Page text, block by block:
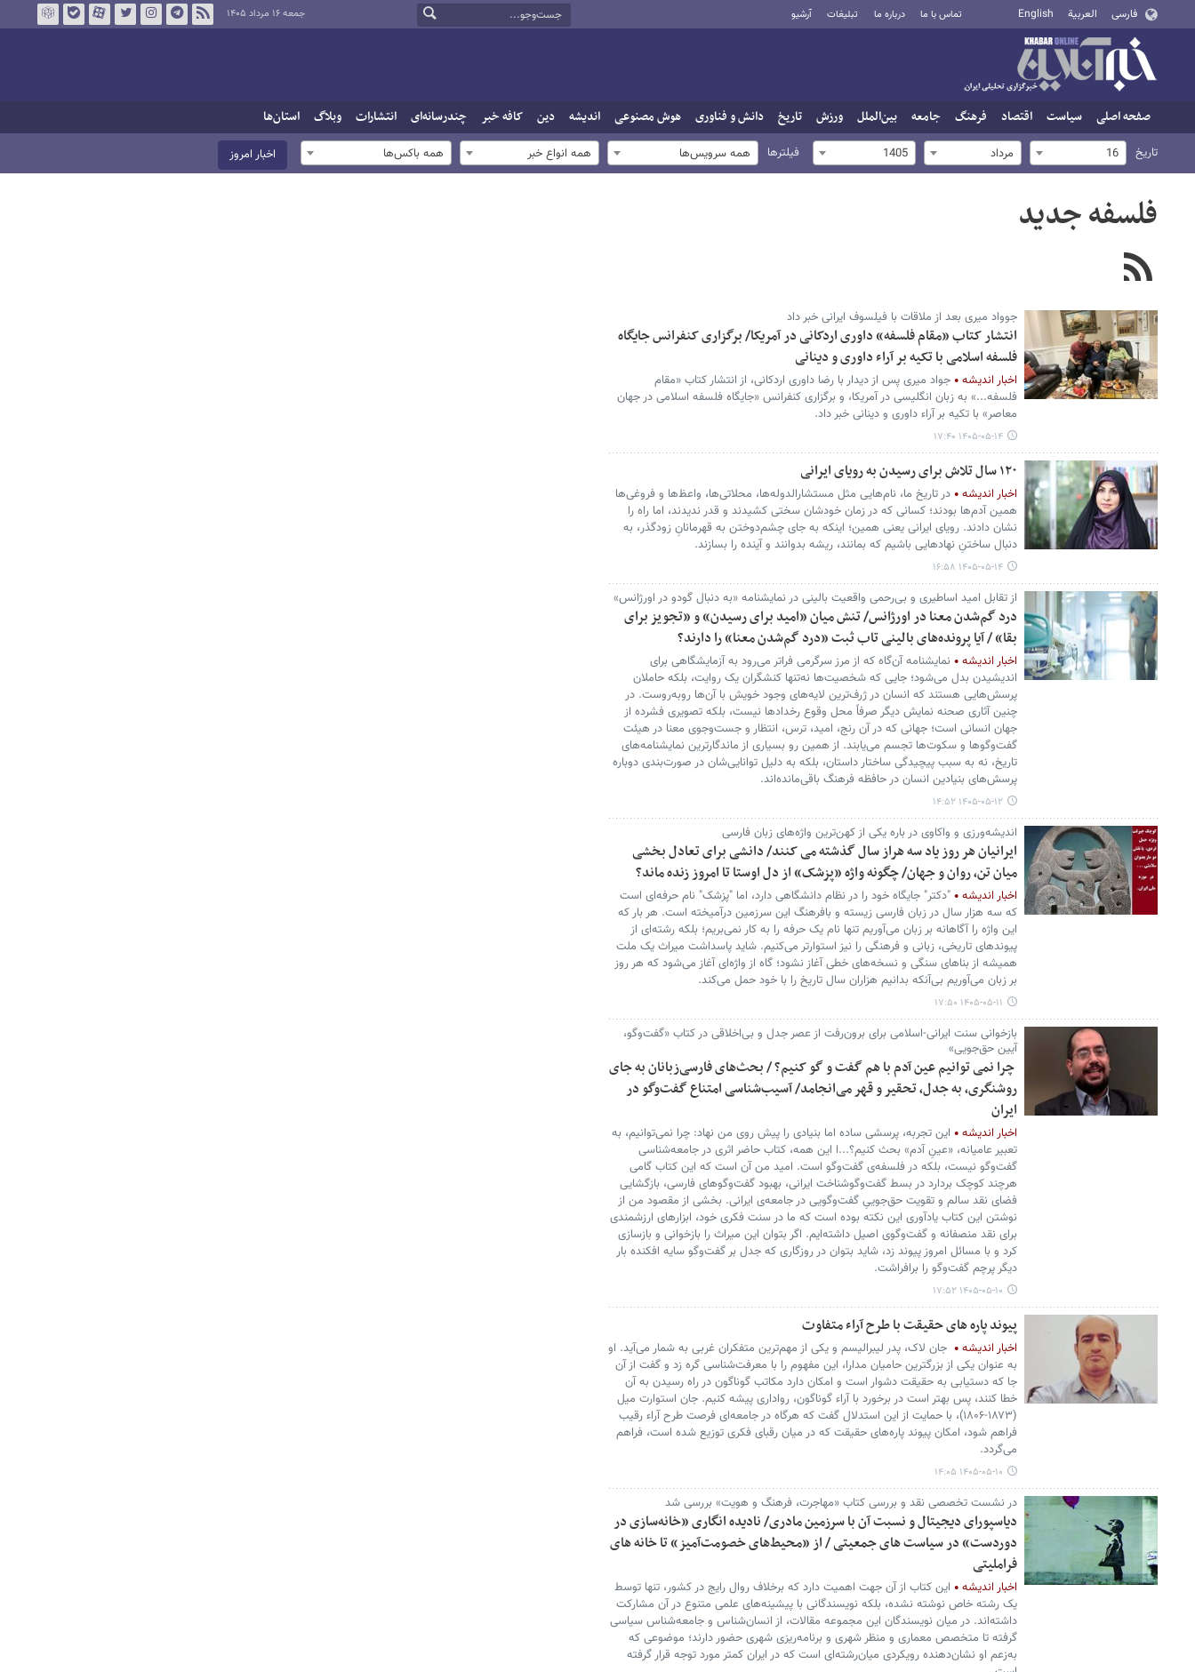
فارسی العربية English تماس با ما درباره ما تبلیغات آرشیو جمعه ۱۶ مرداد ۱۴۰۵
صفحه اصلی سیاست اقتصاد فرهنگ جامعه بین‌الملل ورزش تاریخ دانش و فناوری هوش مصنوعی اندیشه دین کافه خبر چندرسانه‌ای انتشارات وبلاگ استان‌ها
تاریخ 16 مرداد 1405 فیلترها همه سرویس‌ها همه انواع خبر همه باکس‌ها اخبار امروز
فلسفه جدید
جوواد میری بعد از ملاقات با فیلسوف ایرانی خبر داد
انتشار کتاب «مقام فلسفه» داوری اردکانی در آمریکا/ برگزاری کنفرانس جایگاه
فلسفه اسلامی با تکیه بر آراء داوری و دینانی
اخبار اندیشه
جواد میری پس از دیدار با رضا داوری اردکانی، از انتشار کتاب «مقام
فلسفه...» به زبان انگلیسی در آمریکا، و برگزاری کنفرانس «جایگاه فلسفه اسلامی در جهان
معاصر» با تکیه بر آراء داوری و دینانی خبر داد.
۱۴۰۵-۰۵-۱۴ ۱۷:۴۰
۱۲۰ سال تلاش برای رسیدن به رویای ایرانی
اخبار اندیشه
در تاریخ ما، نام‌هایی مثل مستشارالدوله‌ها، محلاتی‌ها، واعظ‌ها و فروغی‌ها
همین آدم‌ها بودند؛ کسانی که در زمان خودشان سختی کشیدند و قدر ندیدند، اما راه را
نشان دادند. رویای ایرانی یعنی همین؛ اینکه به جای چشم‌دوختن به قهرمانانِ زودگذر، به
دنبال ساختنِ نهادهایی باشیم که بمانند، ریشه بدوانند و آینده را بسازند.
۱۴۰۵-۰۵-۱۴ ۱۶:۵۸
از تقابل امید اساطیری و بی‌رحمی واقعیت بالینی در نمایشنامه «به دنبال گودو در اورژانس»
درد گم‌شدن معنا در اورژانس/ تنش میان «امید برای رسیدن» و «تجویز برای
بقا» / آیا پرونده‌های بالینی تاب ثبت «درد گم‌شدن معنا» را دارند؟
اخبار اندیشه
نمایشنامه آن‌گاه که از مرز سرگرمی فراتر می‌رود به آزمایشگاهی برای
اندیشیدن بدل می‌شود؛ جایی که شخصیت‌ها نه‌تنها کنشگران یک روایت، بلکه حاملان
پرسش‌هایی هستند که انسان در ژرف‌ترین لایه‌های وجود خویش با آن‌ها روبه‌روست. در
چنین آثاری صحنه نمایش دیگر صرفاً محل وقوع رخدادها نیست، بلکه تصویری فشرده از
جهان انسانی است؛ جهانی که در آن رنج، امید، ترس، انتظار و جست‌وجوی معنا در هیئت
گفت‌وگوها و سکوت‌ها تجسم می‌یابند. از همین رو بسیاری از ماندگارترین نمایشنامه‌های
تاریخ، نه به سبب پیچیدگی ساختار داستان، بلکه به دلیل توانایی‌شان در صورت‌بندی دوباره
پرسش‌های بنیادین انسان در حافظه فرهنگ باقی‌مانده‌اند.
۱۴۰۵-۰۵-۱۲ ۱۴:۵۲
اندیشه‌ورزی و واکاوی در باره یکی از کهن‌ترین واژه‌های زبان فارسی
ایرانیان هر روز یاد سه هراز سال گذشته می کنند/ دانشی برای تعادل بخشی
میان تن، روان و جهان/ چگونه واژه «پزشک» از دل اوستا تا امروز زنده ماند؟
اخبار اندیشه
"دکتر" جایگاه خود را در نظام دانشگاهی دارد، اما "پزشک" نام حرفه‌ای است
که سه هزار سال در زبان فارسی زیسته و بافرهنگ این سرزمین درآمیخته است. هر بار که
این واژه را آگاهانه بر زبان می‌آوریم تنها نام یک حرفه را به کار نمی‌بریم؛ بلکه رشته‌ای از
پیوندهای تاریخی، زبانی و فرهنگی را نیز استوارتر می‌کنیم. شاید پاسداشت میراث یک ملت
همیشه از بناهای سنگی و نسخه‌های خطی آغاز نشود؛ گاه از واژه‌ای آغاز می‌شود که هر روز
بر زبان می‌آوریم بی‌آنکه بدانیم هزاران سال تاریخ را با خود حمل می‌کند.
۱۴۰۵-۰۵-۱۱ ۱۷:۵۰
بازخوانی سنت ایرانی-اسلامی برای برون‌رفت از عصر جدل و بی‌اخلاقی در کتاب «گفت‌وگو،
آیین حق‌جویی»
چرا نمی توانیم عین آدم با هم گفت و گو کنیم؟ / بحث‌های فارسی‌زبانان به جای
روشنگری، به جدل، تحقیر و قهر می‌انجامد/ آسیب‌شناسی امتناع گفت‌وگو در
ایران
اخبار اندیشه
این تجربه، پرسشی ساده اما بنیادی را پیش روی من نهاد: چرا نمی‌توانیم، به
تعبیر عامیانه، «عینِ آدم» بحث کنیم؟...ا این همه، کتاب حاضر اثری در جامعه‌شناسی
گفت‌وگو نیست، بلکه در فلسفه‌ی گفت‌وگو است. امید من آن است که این کتاب گامی
هرچند کوچک بردارد در بسط گفت‌وگوشناخت ایرانی، بهبود گفت‌وگوهای فارسی، بازگشایی
فضای نقد سالم و تقویت حق‌جوییِ گفت‌وگویی در جامعه‌ی ایرانی. بخشی از مقصود من از
نوشتن این کتاب یادآوری این نکته بوده است که ما در سنت فکری خود، ابزارهای ارزشمندی
برای نقد منصفانه و گفت‌وگوی اصیل داشته‌ایم. اگر بتوان این میراث را بازخوانی و بازسازی
کرد و با مسائل امروز پیوند زد، شاید بتوان در روزگاری که جدل بر گفت‌وگو سایه افکنده بار
دیگر پرچم گفت‌وگو را برافراشت.
۱۴۰۵-۰۵-۱۰ ۱۷:۵۲
پیوند پاره های حقیقت با طرح آراء متفاوت
اخبار اندیشه
جان لاک، پدر لیبرالیسم و یکی از مهم‌ترین متفکران غربی به شمار می‌آید. او
به عنوان یکی از بزرگترین حامیان مدارا، این مفهوم را با معرفت‌شناسی گره زد و گفت از آن
جا که دستیابی به حقیقت دشوار است و امکان دارد مکاتب گوناگون در راه رسیدن به آن
خطا کنند، پس بهتر است در برخورد با آراء گوناگون، رواداری پیشه کنیم. جان استوارت میل
(۱۸۷۳-۱۸۰۶)، با حمایت از این استدلال گفت که هرگاه در جامعه‌ای فرصت طرح آراء رقیب
فراهم شود، امکان پیوند پاره‌های حقیقت که در میان رقبای فکری توزیع شده است، فراهم
می‌گردد.
۱۴۰۵-۰۵-۱۰ ۱۴:۰۵
در نشست تخصصی نقد و بررسی کتاب «مهاجرت، فرهنگ و هویت» بررسی شد
دیاسپورای دیجیتال و نسبت آن با سرزمین مادری/ نادیده انگاری «خانه‌سازی در
دوردست» در سیاست های جمعیتی / از «محیط‌های خصومت‌آمیز» تا خانه های
فراملیتی
اخبار اندیشه
این کتاب از آن جهت اهمیت دارد که برخلاف روال رایج در کشور، تنها توسط
یک رشته خاص نوشته نشده، بلکه نویسندگانی با پیشینه‌های علمی متنوع در آن مشارکت
داشته‌اند. در میان نویسندگان این مجموعه مقالات، از انسان‌شناس و جامعه‌شناس سیاسی
گرفته تا متخصص معماری و منظر شهری و برنامه‌ریزی شهری حضور دارند؛ موضوعی که
به‌زعم او نشان‌دهنده رویکردی میان‌رشته‌ای است که در ایران کمتر مورد توجه قرار گرفته